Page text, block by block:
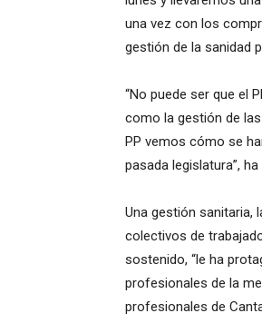
una vez con los
gestión de la sanidad
“No puede ser que el
como la gestión de
PP vemos cómo se
pasada legislatura”,
Una gestión sanitaria,
colectivos de
sostenido, “le ha
profesionales de la
profesionales de